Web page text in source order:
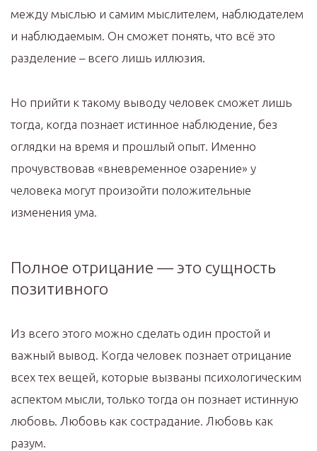
между мыслью и самим мыслителем, наблюдателем
и наблюдаемым. Он сможет понять, что всё это
разделение – всего лишь иллюзия.
Но прийти к такому выводу человек сможет лишь
тогда, когда познает истинное наблюдение, без
оглядки на время и прошлый опыт. Именно
прочувствовав «вневременное озарение» у
человека могут произойти положительные
изменения ума.
Полное отрицание — это сущность
позитивного
Из всего этого можно сделать один простой и
важный вывод. Когда человек познает отрицание
всех тех вещей, которые вызваны психологическим
аспектом мысли, только тогда он познает истинную
любовь. Любовь как сострадание. Любовь как
разум.